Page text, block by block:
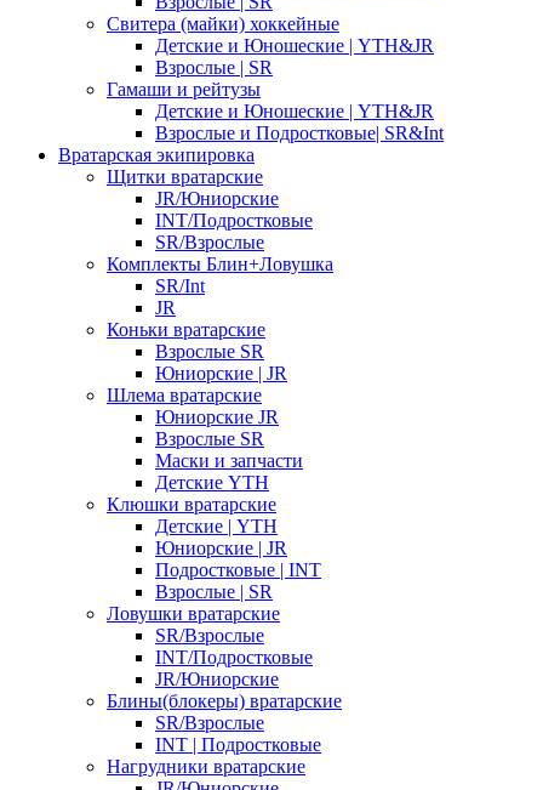
Свитера (майки) хоккейные
Детские и Юношеские | YTH&JR
Взрослые | SR
Гамаши и рейтузы
Детские и Юношеские | YTH&JR
Взрослые и Подростковые| SR&Int
Вратарская экипировка
Щитки вратарские
JR/Юниорские
INT/Подростковые
SR/Взрослые
Комплекты Блин+Ловушка
SR/Int
JR
Коньки вратарские
Взрослые SR
Юниорские | JR
Шлема вратарские
Юниорские JR
Взрослые SR
Маски и запчасти
Детские YTH
Клюшки вратарские
Детские | YTH
Юниорские | JR
Подростковые | INT
Взрослые | SR
Ловушки вратарские
SR/Взрослые
INT/Подростковые
JR/Юниорские
Блины(блокеры) вратарские
SR/Взрослые
INT | Подростковые
Нагрудники вратарские